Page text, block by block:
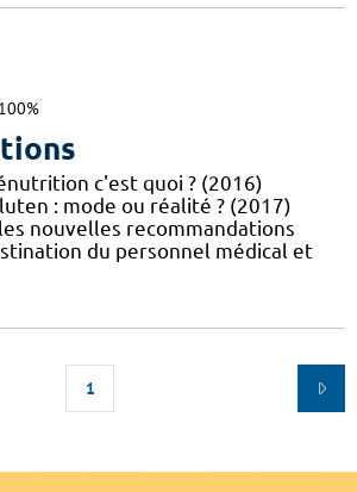
100%
c'est quoi ? (2016)
: mode ou réalité ? (2017)
nouvelles recommandations
du personnel médical et
1